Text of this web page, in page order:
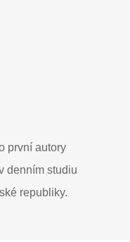
první autory
denním studiu
republiky.